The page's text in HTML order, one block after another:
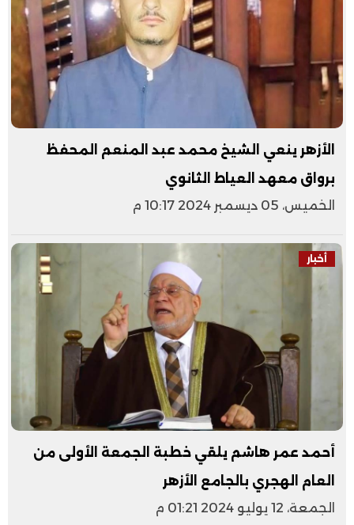
الأزهر ينعي الشيخ محمد عبد المنعم المحفظ
برواق معهد العياط الثانوي
الخميس، 05 ديسمبر 2024 10:17 م
أخبار
أحمد عمر هاشم يلقي خطبة الجمعة الأولى من
العام الهجري بالجامع الأزهر
الجمعة، 12 يوليو 2024 01:21 م